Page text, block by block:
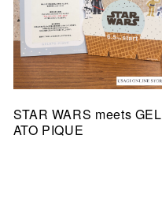
STAR WARS meets GEL
ATO PIQUE